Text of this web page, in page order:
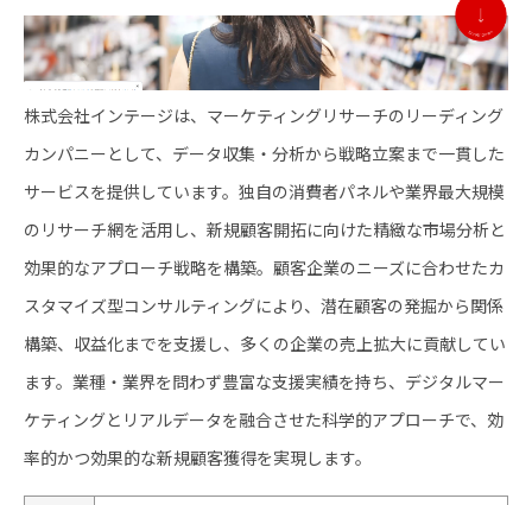
株式会社インテージは、マーケティングリサーチのリーディング
カンパニーとして、データ収集・分析から戦略立案まで一貫した
サービスを提供しています。独自の消費者パネルや業界最大規模
のリサーチ網を活用し、新規顧客開拓に向けた精緻な市場分析と
効果的なアプローチ戦略を構築。顧客企業のニーズに合わせたカ
スタマイズ型コンサルティングにより、潜在顧客の発掘から関係
構築、収益化までを支援し、多くの企業の売上拡大に貢献してい
ます。業種・業界を問わず豊富な支援実績を持ち、デジタルマー
ケティングとリアルデータを融合させた科学的アプローチで、効
率的かつ効果的な新規顧客獲得を実現します。